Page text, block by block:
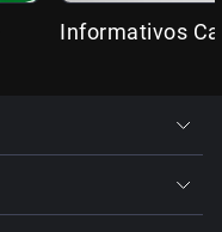
Informativos